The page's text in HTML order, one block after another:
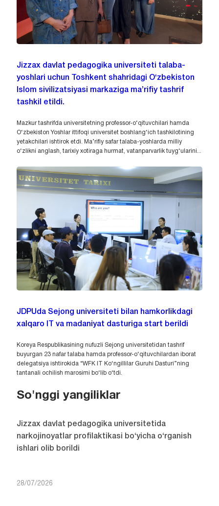
Jizzax davlat pedagogika universiteti talaba-
yoshlari uchun Toshkent shahridagi O‘zbekiston
Islom sivilizatsiyasi markaziga ma’rifiy tashrif
tashkil etildi.
Mazkur tashrifda universitetning professor-o‘qituvchilari hamda
O‘zbekiston Yoshlar ittifoqi universitet boshlang‘ich tashkilotining
yetakchilari ishtirok etdi. Ma’rifiy safar talaba-yoshlarda milliy
o‘zlikni anglash, tarixiy xotiraga hurmat, vatanparvarlik tuyg‘ularini...
JDPUda Sejong universiteti bilan hamkorlikdagi
xalqaro IT va madaniyat dasturiga start berildi
Koreya Respublikasining nufuzli Sejong universitetidan tashrif
buyurgan 23 nafar talaba hamda professor-o‘qituvchilardan iborat
delegatsiya ishtirokida “WFK IT Ko‘ngillilar Guruhi Dasturi”ning
tantanali ochilish marosimi bo‘lib o‘tdi.
So'nggi yangiliklar
Jizzax davlat pedagogika universitetida
narkojinoyatlar profilaktikasi bo‘yicha o‘rganish
ishlari olib borildi
28/07/2026